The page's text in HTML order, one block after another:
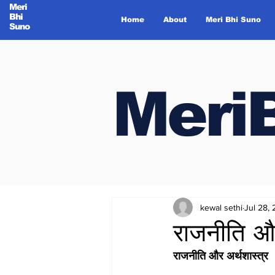
Meri
Bhi
Suno
Home About Meri Bhi Suno
राजनीति
kewal sethiJul 28,
राजनीति और अर्थशास्त्र